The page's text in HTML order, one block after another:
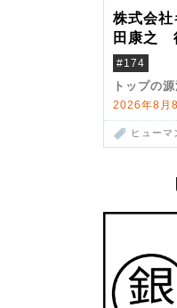
株式会
田康之
米国駐
小屋を営
#174
トップの
2026年8月
ヒューマ